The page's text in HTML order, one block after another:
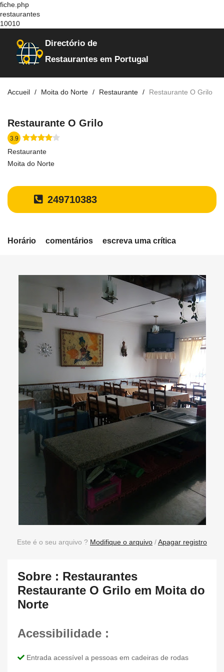
fiche.php
restaurantes
10010
Directório de
Restaurantes em Portugal
Accueil Moita do Norte Restaurante Restaurante O Grilo
Restaurante O Grilo
3.9
Restaurante
Moita do Norte
249710383
Horário comentários escreva uma crítica
Este é o seu arquivo ? Modifique o arquivo /Apagar registro
Sobre : Restaurantes
Restaurante O Grilo em Moita do
Norte
Acessibilidade :
Entrada acessível a pessoas em cadeiras de rodas